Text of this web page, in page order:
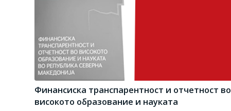
Финансиска транспарентност и отчетност во
високото образование и науката